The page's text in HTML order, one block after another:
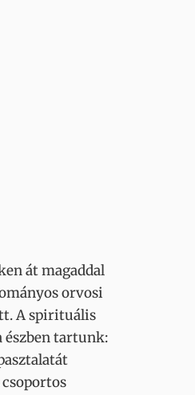
át magaddal
orvosi
A spirituális
észben tartunk: